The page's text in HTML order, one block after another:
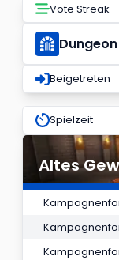
Vote Streak
Beigetreten
Spielzeit
Altes